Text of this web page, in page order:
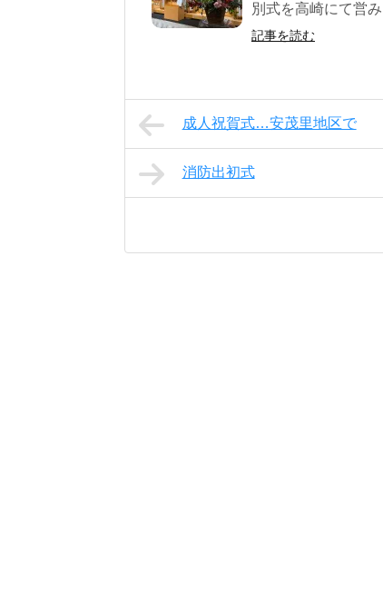
別式を高崎にて営
記事を読む
成人祝賀式…安茂里地区で
消防出初式